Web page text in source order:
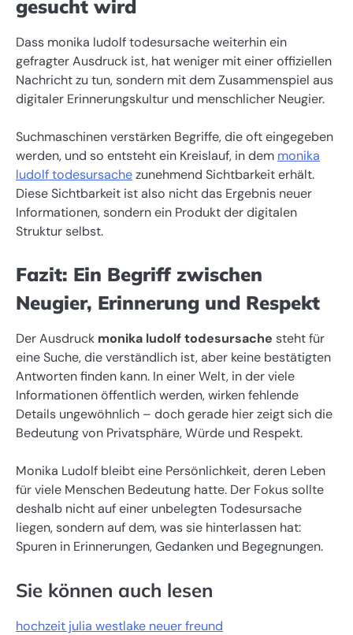
gesucht wird
Dass monika ludolf todesursache weiterhin ein
gefragter Ausdruck ist, hat weniger mit einer offiziellen
Nachricht zu tun, sondern mit dem Zusammenspiel aus
digitaler Erinnerungskultur und menschlicher Neugier.
Suchmaschinen verstärken Begriffe, die oft eingegeben
werden, und so entsteht ein Kreislauf, in dem monika
ludolf todesursachezunehmend Sichtbarkeit erhält.
Diese Sichtbarkeit ist also nicht das Ergebnis neuer
Informationen, sondern ein Produkt der digitalen
Struktur selbst.
Fazit: Ein Begriff zwischen
Neugier, Erinnerung und Respekt
Der Ausdruck monika ludolf todesursache steht für
eine Suche, die verständlich ist, aber keine bestätigten
Antworten finden kann. In einer Welt, in der viele
Informationen öffentlich werden, wirken fehlende
Details ungewöhnlich – doch gerade hier zeigt sich die
Bedeutung von Privatsphäre, Würde und Respekt.
Monika Ludolf bleibt eine Persönlichkeit, deren Leben
für viele Menschen Bedeutung hatte. Der Fokus sollte
deshalb nicht auf einer unbelegten Todesursache
liegen, sondern auf dem, was sie hinterlassen hat:
Spuren in Erinnerungen, Gedanken und Begegnungen.
Sie können auch lesen
hochzeit julia westlake neuer freund